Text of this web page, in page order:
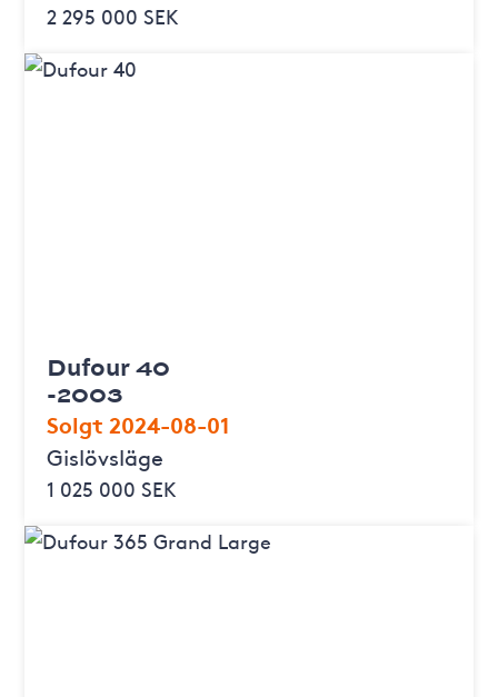
2 295 000 SEK
Dufour 40
-2003
Solgt 2024-08-01
Gislövsläge
1 025 000 SEK